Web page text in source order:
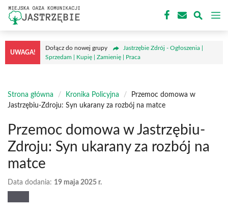
Przejdź
treści
UWAGA!
Dołącz do nowej grupy
Jastrzębie Zdrój - Ogłoszenia |
Sprzedam | Kupię | Zamienię | Praca
Strona główna / Kronika Policyjna /
Przemoc domowa w
Jastrzębiu-Zdroju: Syn ukarany za rozbój na matce
Przemoc domowa w Jastrzębiu-
Zdroju: Syn ukarany za rozbój na
matce
Data dodania: 19 maja 2025 r.